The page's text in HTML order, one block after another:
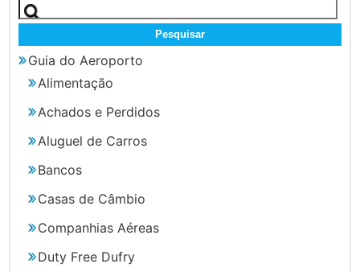
Pesquisar
por:
Guia do Aeroporto
Alimentação
Achados e Perdidos
Aluguel de Carros
Bancos
Casas de Câmbio
Companhias Aéreas
Duty Free Dufry